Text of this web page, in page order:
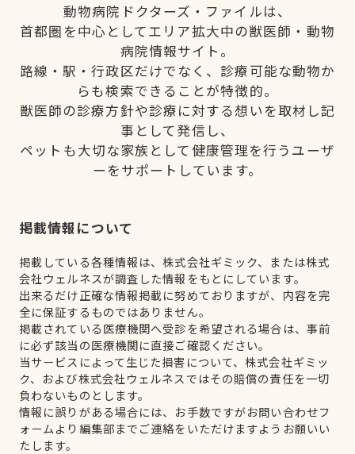
動物病院ドクターズ・ファイルは、
首都圏を中心としてエリア拡大中の獣医師・動物
病院情報サイト。
路線・駅・行政区だけでなく、診療可能な動物か
らも検索できることが特徴的。
獣医師の診療方針や診療に対する想いを取材し記
事として発信し、
ペットも大切な家族として健康管理を行うユーザ
ーをサポートしています。
掲載情報について
掲載している各種情報は、株式会社ギミック、または株式
会社ウェルネスが調査した情報をもとにしています。
出来るだけ正確な情報掲載に努めておりますが、内容を完
全に保証するものではありません。
掲載されている医療機関へ受診を希望される場合は、事前
に必ず該当の医療機関に直接ご確認ください。
当サービスによって生じた損害について、株式会社ギミッ
ク、および株式会社ウェルネスではその賠償の責任を一切
負わないものとします。
情報に誤りがある場合には、お手数ですがお問い合わせフ
ォームより編集部までご連絡をいただけますようお願いい
たします。